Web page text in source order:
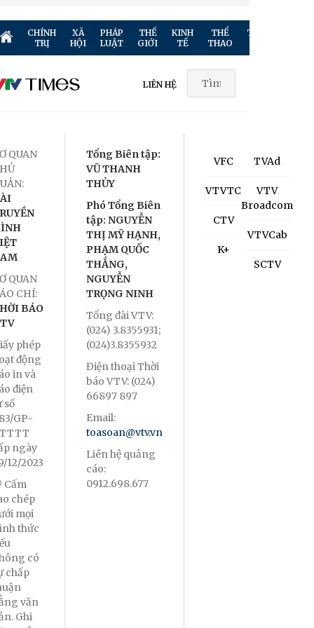
CHÍNH
TRỊ
XÃ
HỘI
PHÁP
LUẬT
THẾ
GIỚI
KINH
TẾ
THỂ
THAO
TRUYỀN
LIÊN HỆ
QUAN
QUAN
CHÍ:
BÁO
phép
động
in và
điện
số
GP-
ngày
12/2023
Cấm
chép
mọi
thức
có
chấp
văn
Ghi
Tổng Biên tập:
VŨ THANH
THỦY
Phó Tổng Biên
tập: NGUYỄN
THỊ MỸ HẠNH,
PHẠM QUỐC
THẮNG,
NGUYỄN
TRỌNG NINH
Tổng đài VTV:
(024) 3.8355931;
(024)3.8355932
Điện thoại Thời
báo VTV: (024)
66897 897
Email:
toasoan@vtv.vn
Liên hệ quảng
cáo:
0912.698.677
VFC
VTVTC
CTV
K+
TVAd
VTV
Broadcom
VTVCab
SCTV